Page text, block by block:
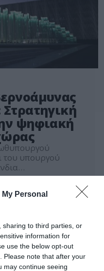
Personal
sharing to third parties, or
information for
use the below opt-out
Please note that after your
may continue seeing
ψηφιακή
του υπουργού
τα εγκαίνια του
στο Πεντάγωνο,
κομβικής σημασίας
και την
που στεγάζεται
του ΓΕΕΘΑ,